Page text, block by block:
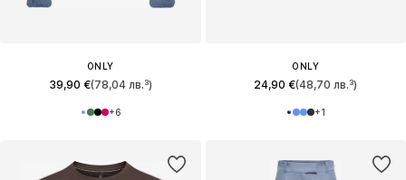
ONLY
39,90 €(78,04 лв.³)
+6
ONLY
24,90 €(48,70 лв.³)
+1